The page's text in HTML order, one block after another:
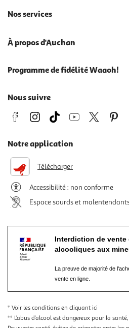
Nos services
À propos d'Auchan
Programme de fidélité Waaoh!
Nous suivre
Notre application
Télécharger
Accessibilité : non conforme
Espace sourds et
Interdiction de
alcooliques aux
La preuve de majorité de
vente en ligne.
* Voir les conditions en cliquant ici
** L’abus d’alcool est dangereux pour la